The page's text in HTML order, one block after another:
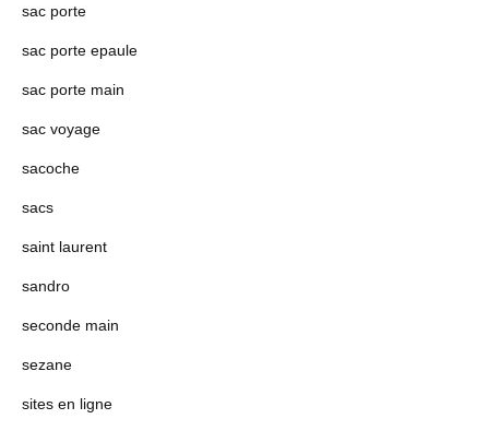
sac porte
sac porte epaule
sac porte main
sac voyage
sacoche
sacs
saint laurent
sandro
seconde main
sezane
sites en ligne